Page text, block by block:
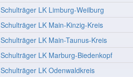
Schulträger LK Limburg-Weilburg
Schulträger LK Main-Kinzig-Kreis
Schulträger LK Main-Taunus-Kreis
Schulträger LK Marburg-Biedenkopf
Schulträger LK Odenwaldkreis